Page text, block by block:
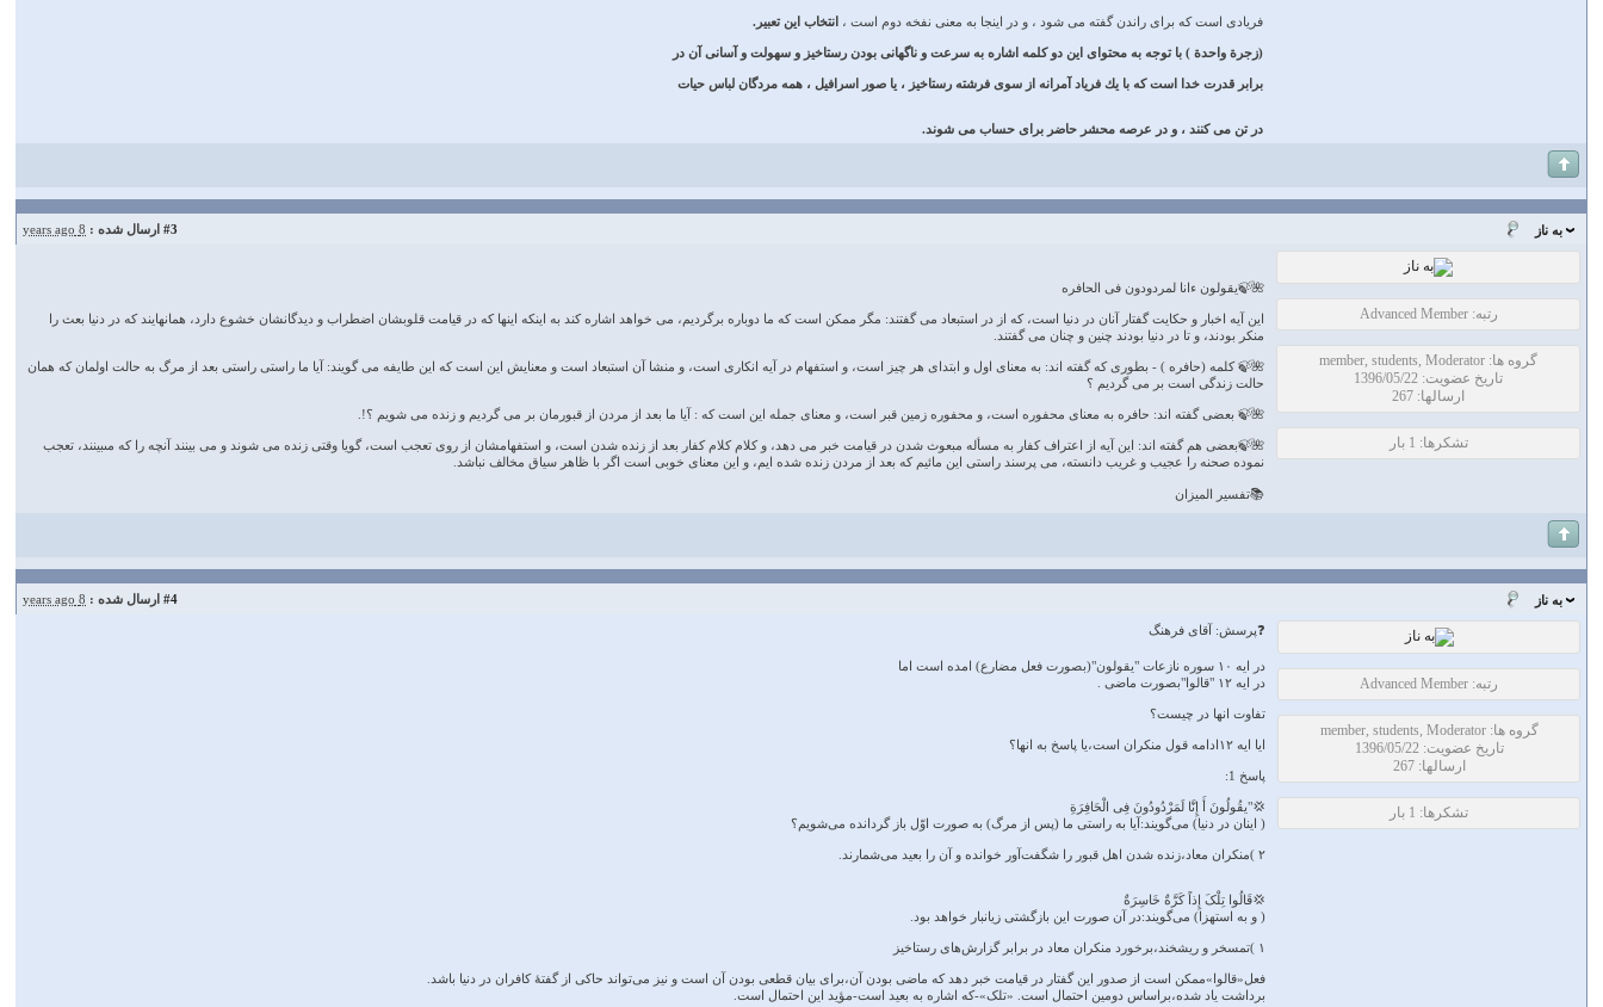
فريادى است كه براى راندن گفته مى ‏شود ، و در اينجا به معنى نفخه دوم است ، انتخاب اين تعبير.
(زجرة واحدة ) با توجه به محتواى اين دو كلمه اشاره به سرعت و ناگهانى بودن رستاخيز و سهولت و آسانى آن در
برابر قدرت خدا است كه با يك فرياد آمرانه از سوى فرشته رستاخيز ، يا صور اسرافيل ، همه مردگان لباس حيات
در تن مى ‏كنند ، و در عرصه محشر حاضر براى حساب مى ‏شوند.
به ناز #3 ارسال شده : 8 years ago
رتبه: Advanced Member
گروه ها: member, students, Moderator
تاریخ عضویت: 1396/05/22
ارسالها: 267
تشکرها: 1 بار
🌺🍃يقولون ءانا لمردودون فى الحافره
اين آيه اخبار و حكايت گفتار آنان در دنيا است، كه از در استبعاد مى گفتند: مگر ممكن است كه ما دوباره برگرديم، مى خواهد اشاره كند به اينكه اينها كه در قيامت قلوبشان اضطراب و ديدگانشان خشوع دارد، همانهايند كه در دنيا بعث را
منكر بودند، و تا در دنيا بودند چنين و چنان مى گفتند.
🌺🍃 كلمه (حافره ) - بطورى كه گفته اند: به معناى اول و ابتداى هر چيز است، و استفهام در آيه انكارى است، و منشا آن استبعاد است و معنايش اين است كه اين طايفه مى گويند: آيا ما راستى راستى بعد از مرگ به حالت اولمان كه همان
حالت زندگى است بر مى گرديم ؟
🌺🍃 بعضى گفته اند: حافره به معناى محفوره است، و محفوره زمين قبر است، و معناى جمله اين است كه : آيا ما بعد از مردن از قبورمان بر مى گرديم و زنده مى شويم ؟!.
🌺🍃بعضى هم گفته اند: اين آيه از اعتراف كفار به مسأله مبعوث شدن در قيامت خبر مى دهد، و كلام كلام كفار بعد از زنده شدن است، و استفهامشان از روى تعجب است، گويا وقتى زنده مى شوند و مى بينند آنچه را كه مىبينند، تعجب
نموده صحنه را عجيب و غريب دانسته، مى پرسند راستى اين مائيم كه بعد از مردن زنده شده ايم، و اين معناى خوبى است اگر با ظاهر سياق مخالف نباشد.
📚تفسیر المیزان
به ناز #4 ارسال شده : 8 years ago
رتبه: Advanced Member
گروه ها: member, students, Moderator
تاریخ عضویت: 1396/05/22
ارسالها: 267
تشکرها: 1 بار
❓پرسش: آقای فرهنگ
در ايه ١٠ سوره نازعات "يقولون"(بصورت فعل مضارع) امده است اما
در ايه ١٢ "قالوا"بصورت ماضی .
تفاوت انها در چیست؟
ایا ایه ۱۲ادامه قول منکران است،یا پاسخ به انها؟
پاسخ 1:
💢"یقُولُونَ أَ إِنَّا لَمَرْدُودُونَ فِی الْحَافِرَةِ
( اینان در دنیا) می‌گویند:آیا به راستی ما (پس از مرگ) به صورت اوّل باز گردانده می‌شویم؟
۲ )منکران معاد،زنده شدن اهل قبور را شگفت‌آور خوانده و آن را بعید می‌شمارند.
💢قَالُوا تِلْکَ إِذاً کَرَّةٌ خَاسِرَةٌ
( و به استهزا) می‌گویند:در آن صورت این بازگشتی زیانبار خواهد بود.
۱ )تمسخر و ریشخند،برخورد منکران معاد در برابر گزارش‌های رستاخیز
فعل«قالوا»ممکن است از صدور این گفتار در قیامت خبر دهد که ماضی بودن آن،برای بیان قطعی بودن آن است و نیز می‌تواند حاکی از گفتۀ کافران در دنیا باشد.
برداشت یاد شده،براساس دومین احتمال است. «تلک»-که اشاره به بعید است-مؤید این احتمال است.